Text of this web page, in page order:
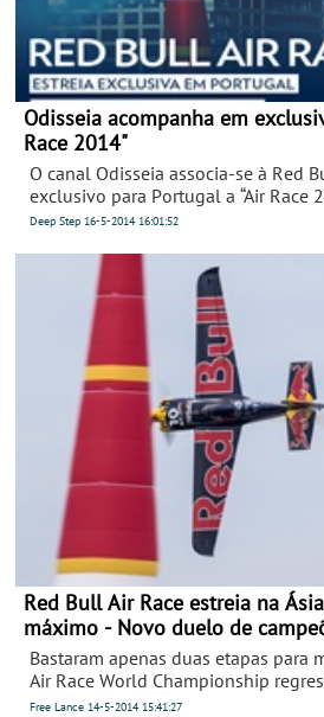
Odisseia acompanha em
Race 2014"
O canal Odisseia associa-se à Red
exclusivo para Portugal a “Air Race
acrobacias de aviões, que reúne os
precisão e habilidade e que poderá
partir de 31 de maio, às 22h00.
Deep Step 16-5-201416:01:52
Red Bull Air Race estreia na
máximo - Novo duelo de
a 3º etapa
Bastaram apenas duas etapas para
Air Race World Championship
competitividade de sempre, numa
Free Lance 14-5-201415:41:27